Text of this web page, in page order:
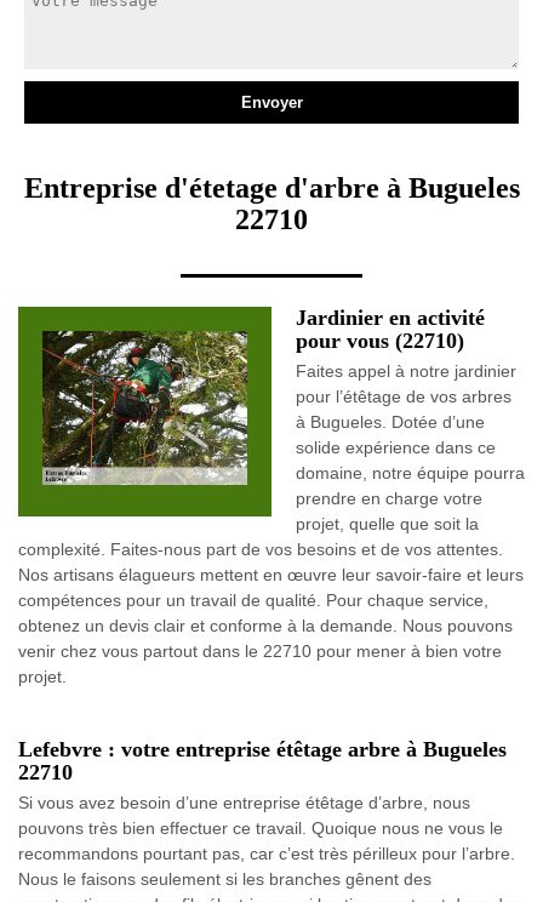
Entreprise d'étetage d'arbre à Bugueles
22710
Jardinier en activité
pour vous (22710)
Faites appel à notre jardinier
pour l’étêtage de vos arbres
à Bugueles. Dotée d’une
solide expérience dans ce
domaine, notre équipe pourra
prendre en charge votre
projet, quelle que soit la
complexité. Faites-nous part de vos besoins et de vos attentes.
Nos artisans élagueurs mettent en œuvre leur savoir-faire et leurs
compétences pour un travail de qualité. Pour chaque service,
obtenez un devis clair et conforme à la demande. Nous pouvons
venir chez vous partout dans le 22710 pour mener à bien votre
projet.
Lefebvre : votre entreprise étêtage arbre à Bugueles
22710
Si vous avez besoin d’une entreprise étêtage d’arbre, nous
pouvons très bien effectuer ce travail. Quoique nous ne vous le
recommandons pourtant pas, car c’est très périlleux pour l’arbre.
Nous le faisons seulement si les branches gênent des